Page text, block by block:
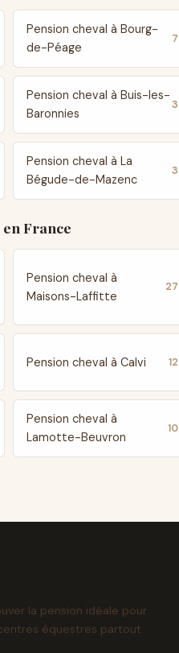
Pension cheval à Bourg-
de-Péage
7
Pension cheval à Buis-les-
Baronnies
3
Pension cheval à La
Bégude-de-Mazenc
3
France
Pension cheval à
Maisons-Laffitte
27
Pension cheval à Calvi 12
Pension cheval à
Lamotte-Beuvron
10
la pension idéale pour
équestres partout